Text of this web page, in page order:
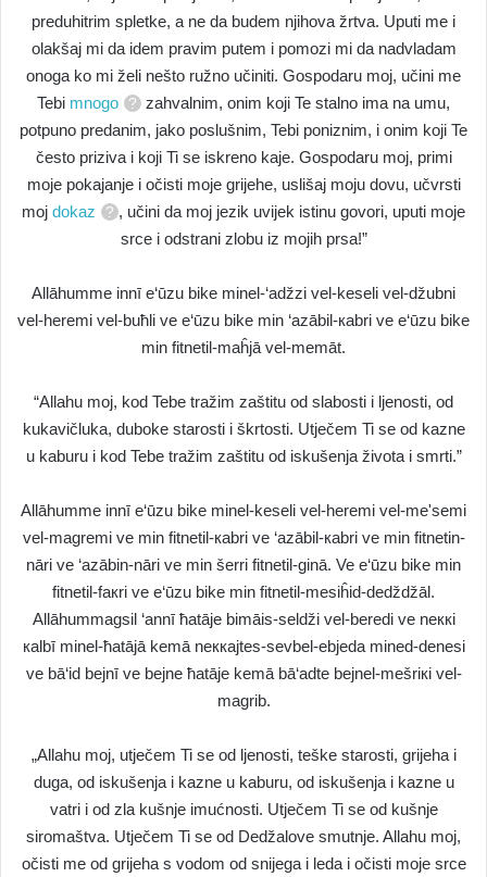
preduhitrim spletke, a ne da budem njihova žrtva. Uputi me i
olakšaj mi da idem pravim putem i pomozi mi da nadvladam
onoga ko mi želi nešto ružno učiniti. Gospodaru moj, učini me
Tebi mnogo
zahvalnim, onim koji Te stalno ima na umu,
potpuno predanim, jako poslušnim, Tebi poniznim, i onim koji Te
često priziva i koji Ti se iskreno kaje. Gospodaru moj, primi
moje pokajanje i očisti moje grijehe, uslišaj moju dovu, učvrsti
moj dokaz
, učini da moj jezik uvijek istinu govori, uputi moje
srce i odstrani zlobu iz mojih prsa!”
Allāhumme innī e‘ūzu bike minel-‘adžzi vel-keseli vel-džubni
vel-heremi vel-buħli ve e‘ūzu bike min ‘azābil-кabri ve e‘ūzu bike
min fitnetil-maĥjā vel-memāt.
“Allahu moj, kod Tebe tražim zaštitu od slabosti i ljenosti, od
kukavičluka, duboke starosti i škrtosti. Utječem Ti se od kazne
u kaburu i kod Tebe tražim zaštitu od iskušenja života i smrti.”
Allāhumme innī e‘ūzu bike minel-keseli vel-heremi vel-me'semi
vel-magremi ve min fitnetil-кabri ve ‘azābil-кabri ve min fitnetin-
nāri ve ‘azābin-nāri ve min šerri fitnetil-ginā. Ve e‘ūzu bike min
fitnetil-faкri ve e‘ūzu bike min fitnetil-mesiĥid-dedždžāl.
Allāhummagsil ‘annī ħatāje bimāis-seldži vel-beredi ve neккi
кalbī minel-ħatājā kemā neккajtes-sevbel-ebjeda mined-denesi
ve bā‘id bejnī ve bejne ħatāje kemā bā‘adte bejnel-mešriкi vel-
magrib.
„Allahu moj, utječem Ti se od ljenosti, teške starosti, grijeha i
duga, od iskušenja i kazne u kaburu, od iskušenja i kazne u
vatri i od zla kušnje imućnosti. Utječem Ti se od kušnje
siromaštva. Utječem Ti se od Dedžalove smutnje. Allahu moj,
očisti me od grijeha s vodom od snijega i leda i očisti moje srce